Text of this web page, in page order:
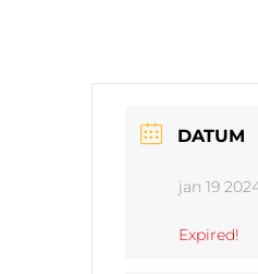
DATUM
jan 19
Expired!